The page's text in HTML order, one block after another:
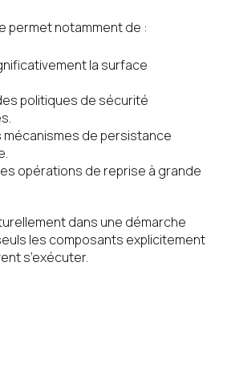
permet notamment de :
la surface
politiques de sécurité
mécanismes de persistance
opérations de reprise à grande
dans une démarche
les composants explicitement
s’exécuter.